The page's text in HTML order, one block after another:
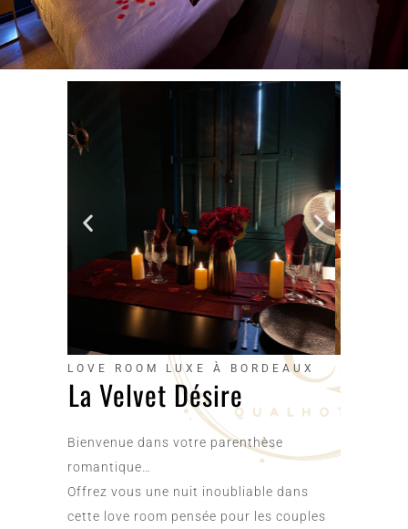
LOVE ROOM LUXE À BORDEAUX
La Velvet Désire
Bienvenue dans votre parenthèse
romantique…
Offrez vous une nuit inoubliable dans
cette love room pensée pour les couples